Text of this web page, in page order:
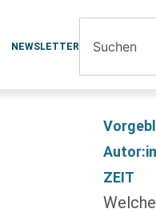
NEWSLETTER
ZEIT